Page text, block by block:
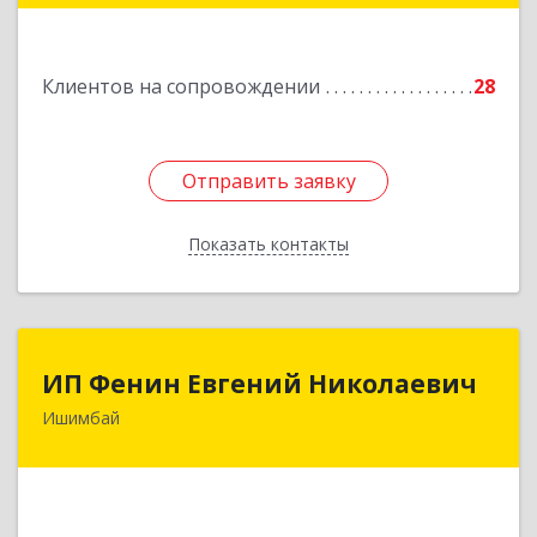
Клиентов на сопровождении 28
Отправить заявку
Показать контакты
Отправить заявку
Назад
ИП Фенин Евгений Николаевич
Ишимбай
ИП Фенин Евгений Николаевич
453211, Башкортостан Респ, Ишимбайский р-н,